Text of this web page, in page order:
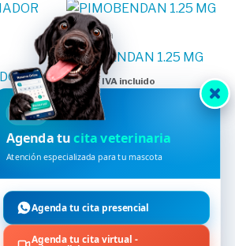
25
Farmacia
PIMOBENDAN 1.25 MG
$1,47 IVA incluido
Añadir al carrito
HVDES
Agenda tucita veterinaria
Atención especializada para tu mascota
Agenda tu cita presencial
Agenda tu cita virtual -